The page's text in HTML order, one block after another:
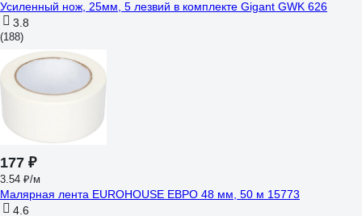
Усиленный нож, 25мм, 5 лезвий в комплекте Gigant GWK 626
3.8
(188)
177 ₽
3.54 ₽/м
Малярная лента EUROHOUSE ЕВРО 48 мм, 50 м 15773
4.6